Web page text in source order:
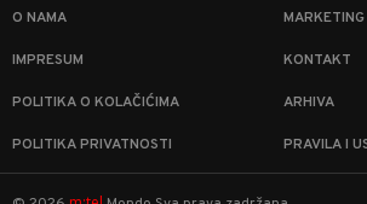
O NAMA MARKETING
IMPRESUM KONTAKT
POLITIKA O KOLAČIĆIMA ARHIVA
POLITIKA PRIVATNOSTI PRAVILA I